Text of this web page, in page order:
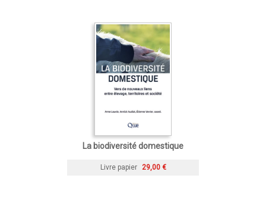
La biodiversité domestique
Livre papier 29,00 €